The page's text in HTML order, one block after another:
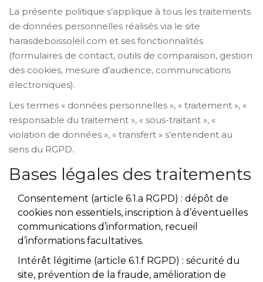
La présente politique s’applique à tous les traitements
de données personnelles réalisés via le site
harasdeboissoleil.com et ses fonctionnalités
(formulaires de contact, outils de comparaison, gestion
des cookies, mesure d’audience, communications
électroniques).
Les termes « données personnelles », « traitement », «
responsable du traitement », « sous-traitant », «
violation de données », « transfert » s’entendent au
sens du RGPD.
Bases légales des traitements
Consentement (article 6.1.a RGPD) : dépôt de
cookies non essentiels, inscription à d’éventuelles
communications d’information, recueil
d’informations facultatives.
Intérêt légitime (article 6.1.f RGPD) : sécurité du
site, prévention de la fraude, amélioration de